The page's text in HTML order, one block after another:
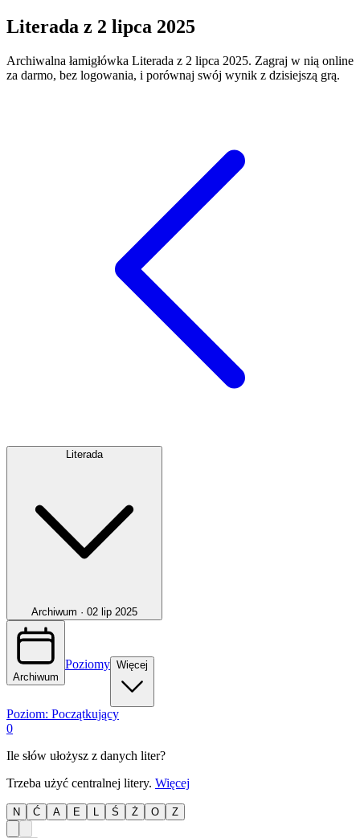
Literada z 2 lipca 2025
Archiwalna łamigłówka Literada z 2 lipca 2025. Zagraj w nią online
za darmo, bez logowania, i porównaj swój wynik z dzisiejszą grą.
Literada
Archiwum · 02 lip 2025
Archiwum
Poziomy Więcej
Poziom: Początkujący
0
Ile słów ułożysz z danych liter?
Trzeba użyć centralnej litery. Więcej
N Ć A E Ś Ż O Z